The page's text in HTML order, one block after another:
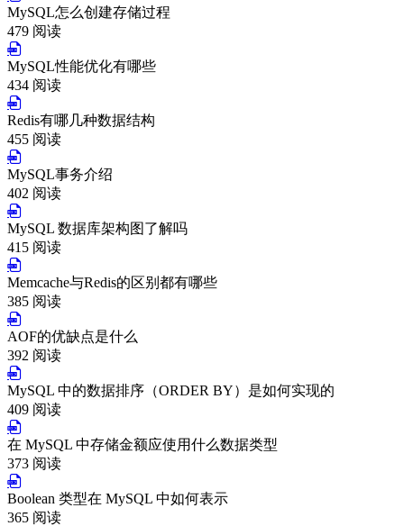
MySQL怎么创建存储过程
479 阅读
MySQL性能优化有哪些
434 阅读
Redis有哪几种数据结构
455 阅读
MySQL事务介绍
402 阅读
MySQL 数据库架构图了解吗
415 阅读
Memcache与Redis的区别都有哪些
385 阅读
AOF的优缺点是什么
392 阅读
MySQL 中的数据排序（ORDER BY）是如何实现的
409 阅读
在 MySQL 中存储金额应使用什么数据类型
373 阅读
Boolean 类型在 MySQL 中如何表示
365 阅读